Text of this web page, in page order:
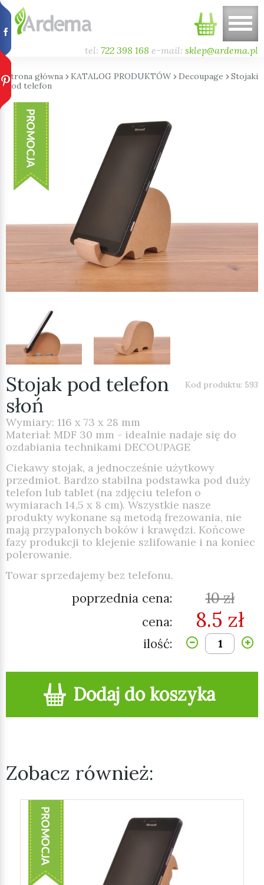
tel: 722 398 168 e-mail: sklep@ardema.pl
Strona główna › KATALOG PRODUKTÓW › Decoupage › Stojaki
pod telefon
Stojak pod telefon
słoń
Kod produktu: 593
Wymiary: 116 x 73 x 28 mm
Materiał: MDF 30 mm - idealnie nadaje się do
ozdabiania technikami DECOUPAGE
Ciekawy stojak, a jednocześnie użytkowy
przedmiot. Bardzo stabilna podstawka pod duży
telefon lub tablet (na zdjęciu telefon o
wymiarach 14,5 x 8 cm). Wszystkie nasze
produkty wykonane są metodą frezowania, nie
mają przypalonych boków i krawędzi. Końcowe
fazy produkcji to klejenie szlifowanie i na koniec
polerowanie.
Towar sprzedajemy bez telefonu.
poprzednia cena: 10 zł
cena: 8.5 zł
ilość:
Dodaj do koszyka
Zobacz również: